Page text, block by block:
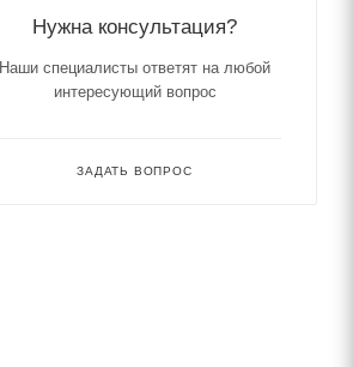
Нужна консультация?
Наши специалисты ответят на любой
интересующий вопрос
ЗАДАТЬ ВОПРОС